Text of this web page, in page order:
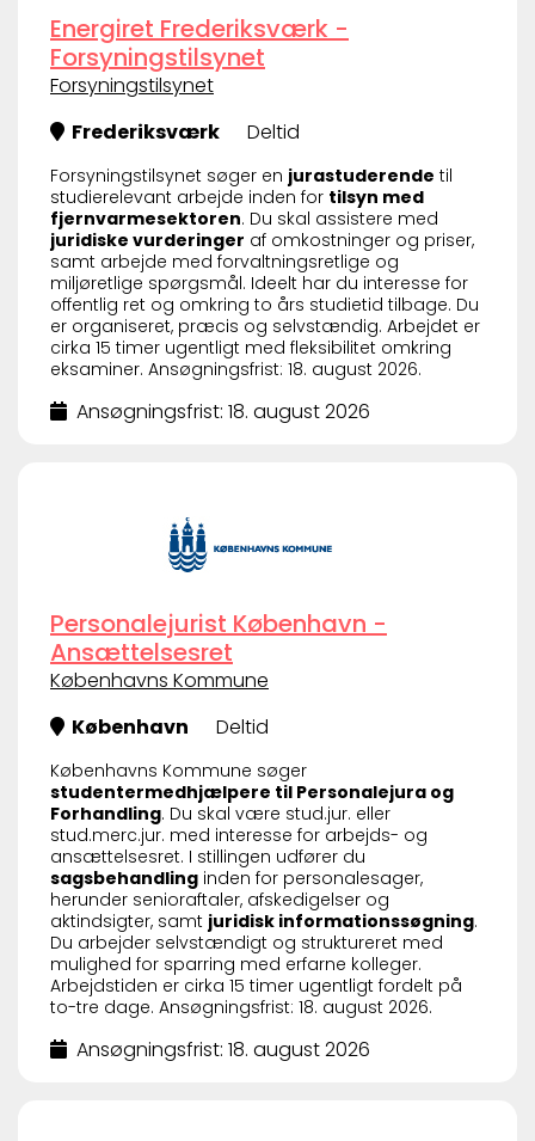
Energiret Frederiksværk -
Forsyningstilsynet
Forsyningstilsynet
Frederiksværk
Deltid
Forsyningstilsynet søger en jurastuderende til
studierelevant arbejde inden for tilsyn med
fjernvarmesektoren. Du skal assistere med
juridiske vurderinger af omkostninger og priser,
samt arbejde med forvaltningsretlige og
miljøretlige spørgsmål. Ideelt har du interesse for
offentlig ret og omkring to års studietid tilbage. Du
er organiseret, præcis og selvstændig. Arbejdet er
cirka 15 timer ugentligt med fleksibilitet omkring
eksaminer. Ansøgningsfrist: 18. august 2026.
Ansøgningsfrist: 18. august 2026
Personalejurist København -
Ansættelsesret
Københavns Kommune
København
Deltid
Københavns Kommune søger
studentermedhjælpere til Personalejura og
Forhandling. Du skal være stud.jur. eller
stud.merc.jur. med interesse for arbejds- og
ansættelsesret. I stillingen udfører du
sagsbehandling inden for personalesager,
herunder senioraftaler, afskedigelser og
aktindsigter, samt juridisk informationssøgning.
Du arbejder selvstændigt og struktureret med
mulighed for sparring med erfarne kolleger.
Arbejdstiden er cirka 15 timer ugentligt fordelt på
to-tre dage. Ansøgningsfrist: 18. august 2026.
Ansøgningsfrist: 18. august 2026